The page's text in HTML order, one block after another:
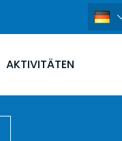
AKTIVITÄTEN